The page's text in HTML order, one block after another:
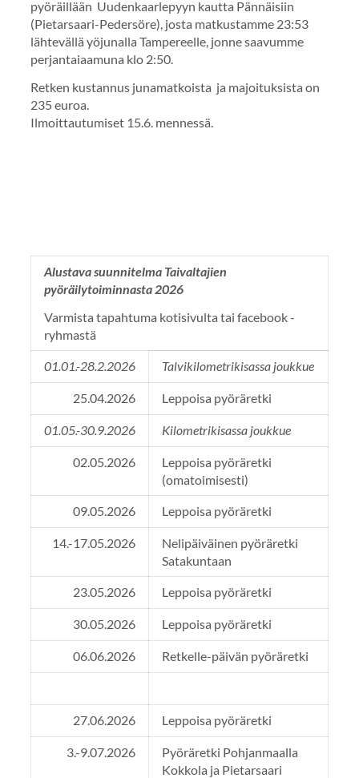
pyöräillään Uudenkaarlepyyn kautta Pännäisiin
(Pietarsaari-Pedersöre), josta matkustamme 23:53
lähtevällä yöjunalla Tampereelle, jonne saavumme
perjantaiaamuna klo 2:50.
Retken kustannus junamatkoista ja majoituksista on
235 euroa.
Ilmoittautumiset 15.6. mennessä.
Alustava suunnitelma Taivaltajien
pyöräilytoiminnasta 2026
Varmista tapahtuma kotisivulta tai facebook -
ryhmastä
01.01.-28.2.2026 Talvikilometrikisassa joukkue
25.04.2026 Leppoisa pyöräretki
01.05.-30.9.2026 Kilometrikisassa joukkue
02.05.2026
Leppoisa pyöräretki
(omatoimisesti)
09.05.2026 Leppoisa pyöräretki
14.-17.05.2026
Nelipäiväinen pyöräretki
Satakuntaan
23.05.2026 Leppoisa pyöräretki
30.05.2026 Leppoisa pyöräretki
06.06.2026 Retkelle-päivän pyöräretki
27.06.2026 Leppoisa pyöräretki
3.-9.07.2026
Pyöräretki Pohjanmaalla
Kokkola ja Pietarsaari